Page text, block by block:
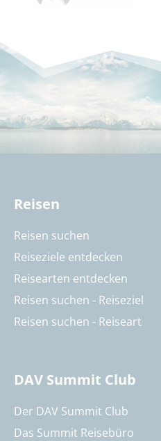
Reisen
Reisen suchen
Reiseziele entdecken
Reisearten entdecken
Reisen suchen - Reiseziel
Reisen suchen - Reiseart
DAV Summit Club
Der DAV Summit Club
Das Summit Reisebüro